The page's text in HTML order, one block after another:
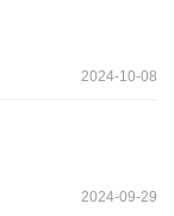
2024-10-08
2024-09-29